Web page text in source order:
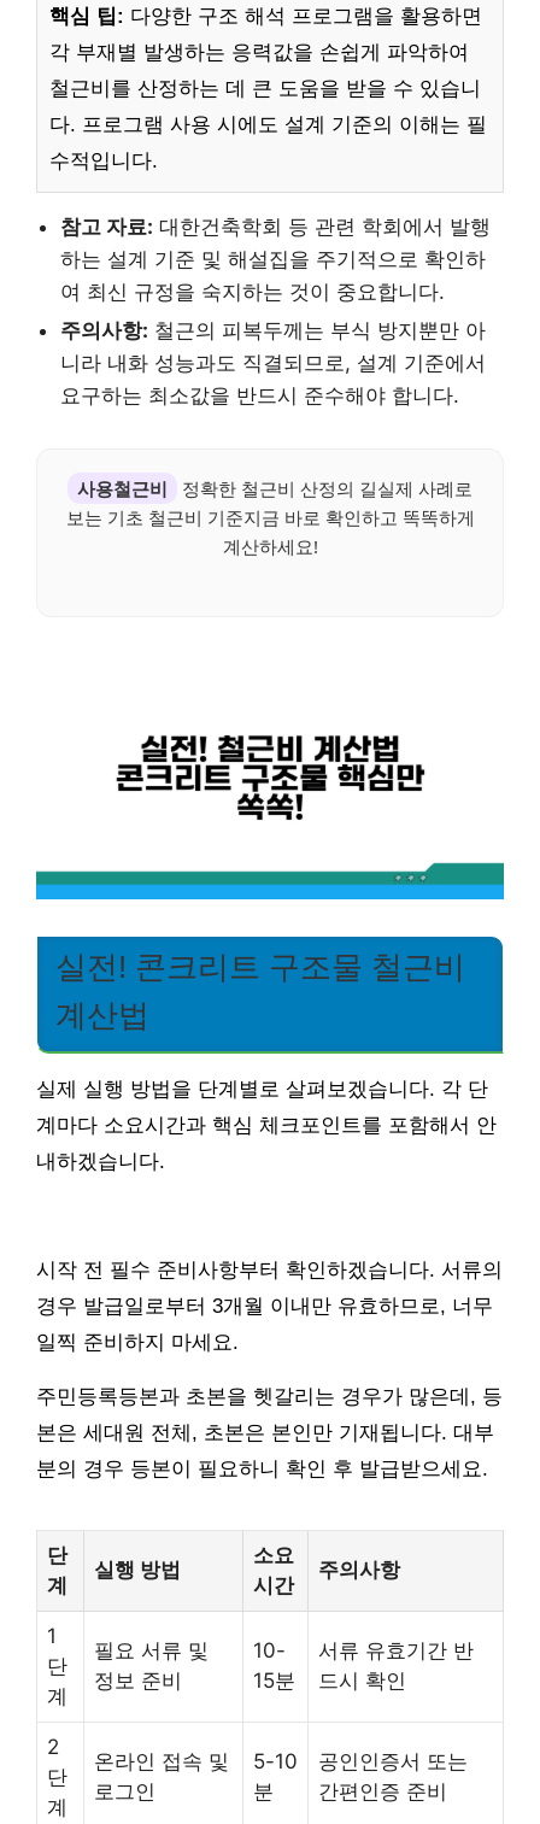
핵심 팁: 다양한 구조 해석 프로그램을 활용하면
각 부재별 발생하는 응력값을 손쉽게 파악하여
철근비를 산정하는 데 큰 도움을 받을 수 있습니
다. 프로그램 사용 시에도 설계 기준의 이해는 필
수적입니다.
참고 자료: 대한건축학회 등 관련 학회에서 발행
하는 설계 기준 및 해설집을 주기적으로 확인하
여 최신 규정을 숙지하는 것이 중요합니다.
주의사항: 철근의 피복두께는 부식 방지뿐만 아
니라 내화 성능과도 직결되므로, 설계 기준에서
요구하는 최소값을 반드시 준수해야 합니다.
사용철근비
정확한 철근비 산정의 길실제 사례로
보는 기초 철근비 기준지금 바로 확인하고 똑똑하게
계산하세요!
실전! 콘크리트 구조물 철근비
계산법
실제 실행 방법을 단계별로 살펴보겠습니다. 각 단
계마다 소요시간과 핵심 체크포인트를 포함해서 안
내하겠습니다.
시작 전 필수 준비사항부터 확인하겠습니다. 서류의
경우 발급일로부터 3개월 이내만 유효하므로, 너무
일찍 준비하지 마세요.
주민등록등본과 초본을 헷갈리는 경우가 많은데, 등
본은 세대원 전체, 초본은 본인만 기재됩니다. 대부
분의 경우 등본이 필요하니 확인 후 발급받으세요.
단
계
실행 방법
소요
시간
주의사항
1
단
계
필요 서류 및
정보 준비
10-
15분
서류 유효기간 반
드시 확인
2
단
계
온라인 접속 및
로그인
5-10
분
공인인증서 또는
간편인증 준비